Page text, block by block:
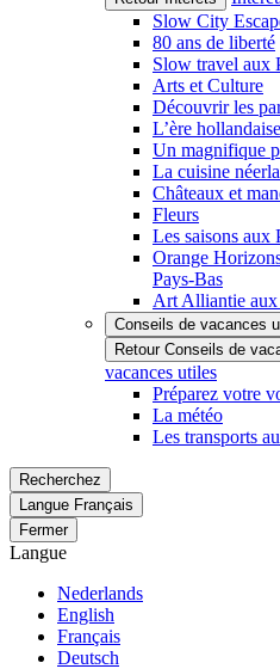
Slow City
80 ans de liberté
Slow travel aux
Arts et Culture
Découvrir les
L’ère hollandaise
Un magnifique
La cuisine
Châteaux et
Fleurs
Les saisons aux
Orange
Pays-Bas
Art Alliantie aux
Conseils de vacances
Retour Conseils de
vacances utiles
Préparez votre
La météo
Les transports
Recherchez
Langue Français
Fermer
Langue
Nederlands
English
Français
Deutsch